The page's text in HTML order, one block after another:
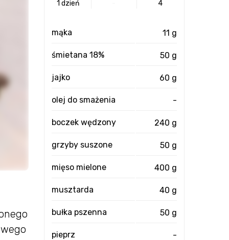
1 dzień 4
mąka 11 g
śmietana 18% 50 g
jajko 60 g
olej do smażenia -
boczek wędzony 240 g
grzyby suszone 50 g
mięso mielone 400 g
musztarda 40 g
bułka pszenna 50 g
pieprz -